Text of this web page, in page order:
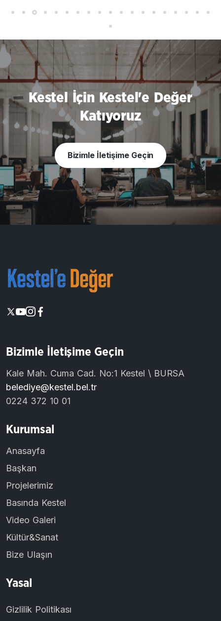
Kestel İçin Kestel'e Değer
Katıyoruz
Bizimle İletişime Geçin
Bizimle İletişime Geçin
Kale Mah. Cuma Cad. No:1 Kestel \ BURSA
belediye@kestel.bel.tr
0224 372 10 01
Kurumsal
Anasayfa
Başkan
Projelerimiz
Basında Kestel
Video Galeri
Kültür&Sanat
Bize Ulaşın
Yasal
Gizlilik Politikası